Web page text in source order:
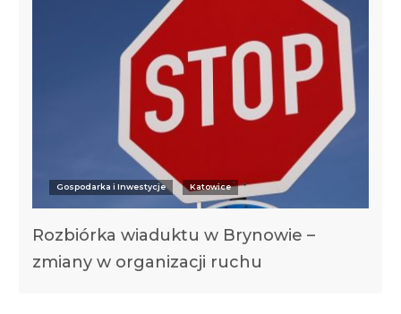
Gospodarka i Inwestycje Katowice
Rozbiórka wiaduktu w Brynowie –
zmiany w organizacji ruchu